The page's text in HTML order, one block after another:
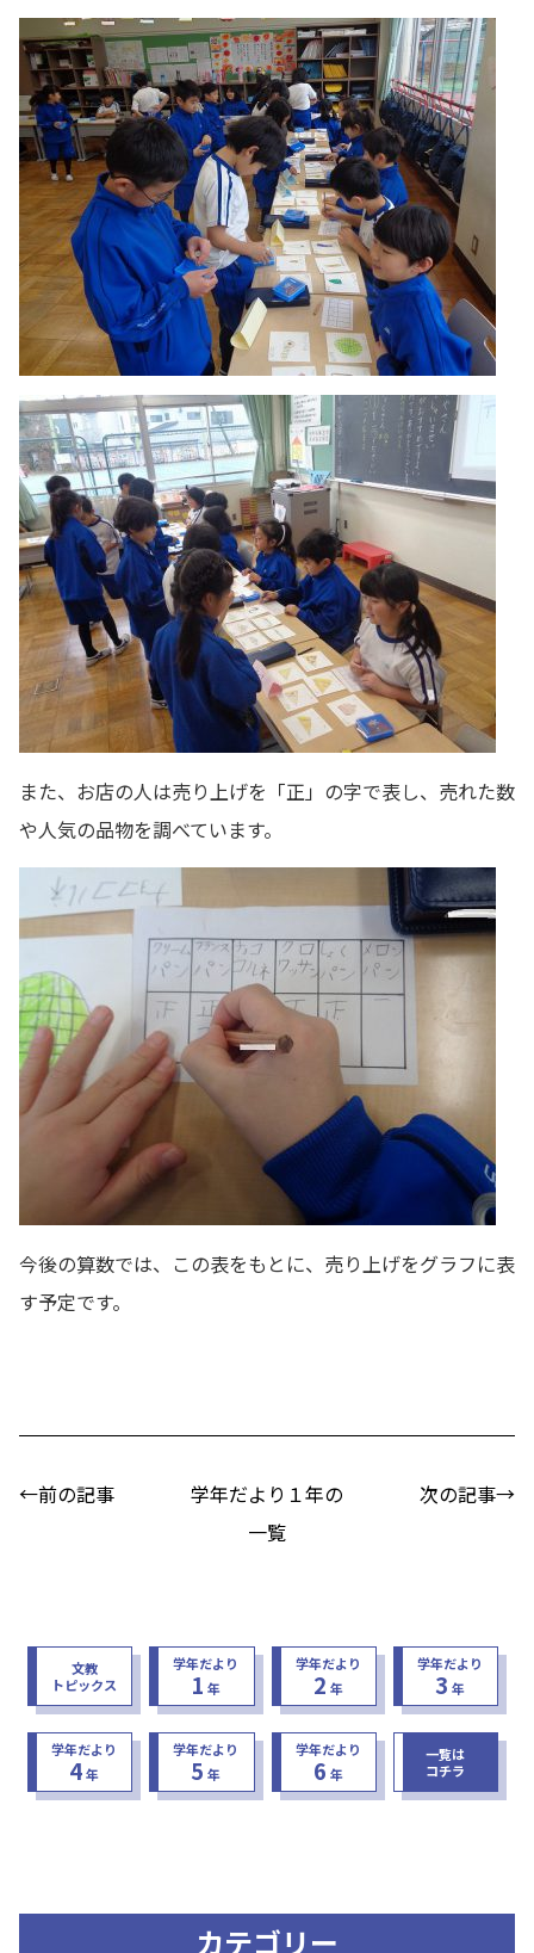
また、お店の人は売り上げを「正」の字で表し、売れた数
や人気の品物を調べています。
今後の算数では、この表をもとに、売り上げをグラフに表
す予定です。
←前の記事
学年だより１年の
一覧
次の記事→
文教
トピックス
学年だより
1 年
学年だより
2 年
学年だより
3 年
学年だより
4年
学年だより
5 年
学年だより
6 年
一覧は
コチラ
カテゴリー